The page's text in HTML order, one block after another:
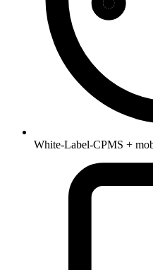
White-Label-CPMS +